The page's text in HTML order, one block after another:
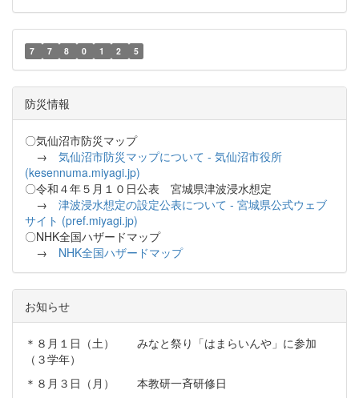
7 7 8 0 1 2 5
防災情報
〇気仙沼市防災マップ
→ 気仙沼市防災マップについて - 気仙沼市役所
(kesennuma.miyagi.jp)
〇令和４年５月１０日公表 宮城県津波浸水想定
→ 津波浸水想定の設定公表について - 宮城県公式ウェブ
サイト (pref.miyagi.jp)
〇NHK全国ハザードマップ
→ NHK全国ハザードマップ
お知らせ
＊８月１日（土） みなと祭り「はまらいんや」に参加
（３学年）
＊８月３日（月） 本教研一斉研修日